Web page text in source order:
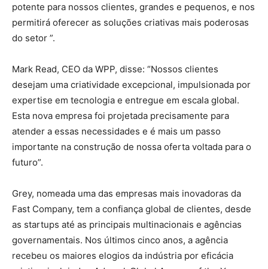
potente para nossos clientes, grandes e pequenos, e nos
permitirá oferecer as soluções criativas mais poderosas
do setor ”.
Mark Read, CEO da WPP, disse: “Nossos clientes
desejam uma criatividade excepcional, impulsionada por
expertise em tecnologia e entregue em escala global.
Esta nova empresa foi projetada precisamente para
atender a essas necessidades e é mais um passo
importante na construção de nossa oferta voltada para o
futuro”.
Grey, nomeada uma das empresas mais inovadoras da
Fast Company, tem a confiança global de clientes, desde
as startups até as principais multinacionais e agências
governamentais. Nos últimos cinco anos, a agência
recebeu os maiores elogios da indústria por eficácia